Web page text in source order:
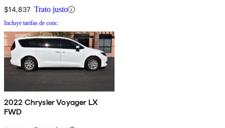
$14,837 Trato justo
Incluye tarifas de conc.
2022 Chrysler Voyager LX
FWD